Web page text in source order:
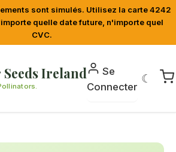
sont simulés. Utilisez la carte 4242
quelle date future, n'importe quel
CVC.
Ireland
Se
Connecter
☾